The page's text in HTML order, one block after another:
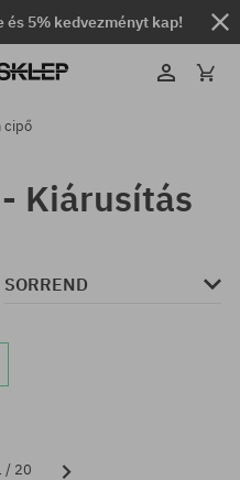
5% kedvezményt kap!
cipő
Kiárusítás
SORREND
/ 20